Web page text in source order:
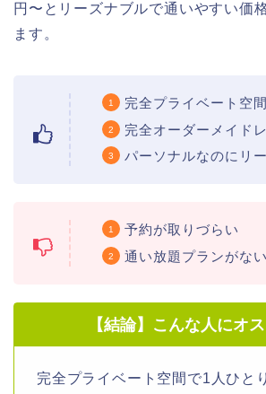
円〜とリーズナブルで通いやすい価
ます。
完全プライベート空間
完全オーダーメイド
パーソナルなのにリ
予約が取りづらい
通い放題プランがない
【結論】こんな人にオス
完全プライベート空間で1人ひと